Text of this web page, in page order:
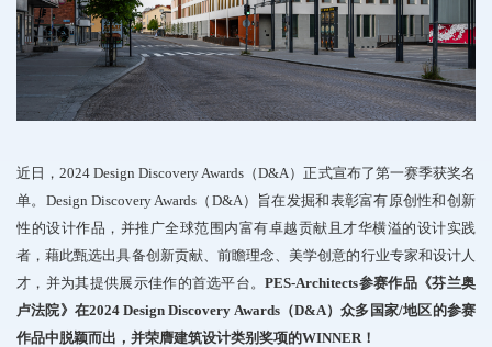
近日，2024 Design Discovery Awards（D&A）正式宣布了第一赛季获奖名
单。Design Discovery Awards（D&A）旨在发掘和表彰富有原创性和创新
性的设计作品，并推广全球范围内富有卓越贡献且才华横溢的设计实践
者，藉此甄选出具备创新贡献、前瞻理念、美学创意的行业专家和设计人
才，并为其提供展示佳作的首选平台。PES-Architects参赛作品《芬兰奥
卢法院》在2024 Design Discovery Awards（D&A）众多国家/地区的参赛
作品中脱颖而出，并荣膺建筑设计类别奖项的WINNER！